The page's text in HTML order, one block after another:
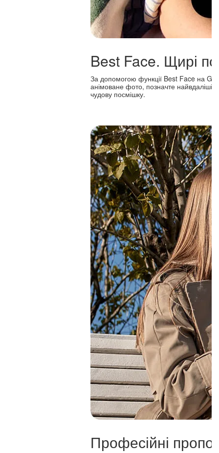
Best Face. Щирі
За допомогою функції Best Face на
анімоване фото, позначте найвдаліші
чудову посмішку.
Професійні